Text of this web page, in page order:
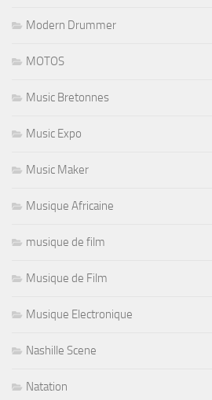
Modern Drummer
MOTOS
Music Bretonnes
Music Expo
Music Maker
Musique Africaine
musique de film
Musique de Film
Musique Electronique
Nashille Scene
Natation